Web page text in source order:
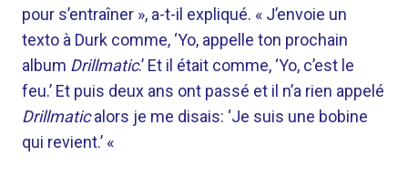
pour s’entraîner », a-t-il expliqué. « J’envoie un
texto à Durk comme, ‘Yo, appelle ton prochain
album Drillmatic.’ Et il était comme, ‘Yo, c’est le
feu.’ Et puis deux ans ont passé et il n’a rien appelé
Drillmaticalors je me disais: ‘Je suis une bobine
qui revient.’ «